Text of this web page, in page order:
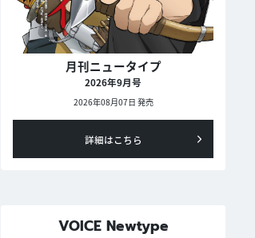
月刊ニュータイプ
2026年9月号
2026年08月07日 発売
詳細はこちら
VOICE Newtype